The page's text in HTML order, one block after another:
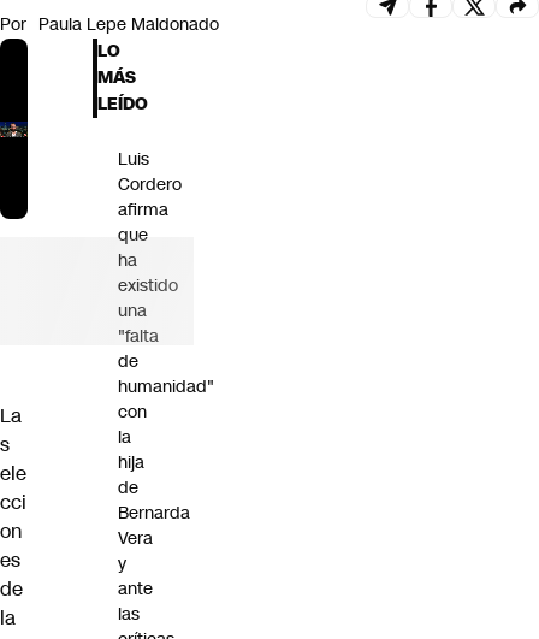
Por Paula Lepe Maldonado
La
s
ele
cci
on
es
de
la
LO
MÁS
LEÍDO
Luis
Cordero
afirma
que
ha
existido
una
"falta
de
humanidad"
con
la
hija
de
Bernarda
Vera
y
ante
las